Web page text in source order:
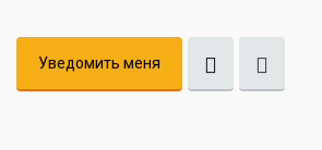
Уведомить меня